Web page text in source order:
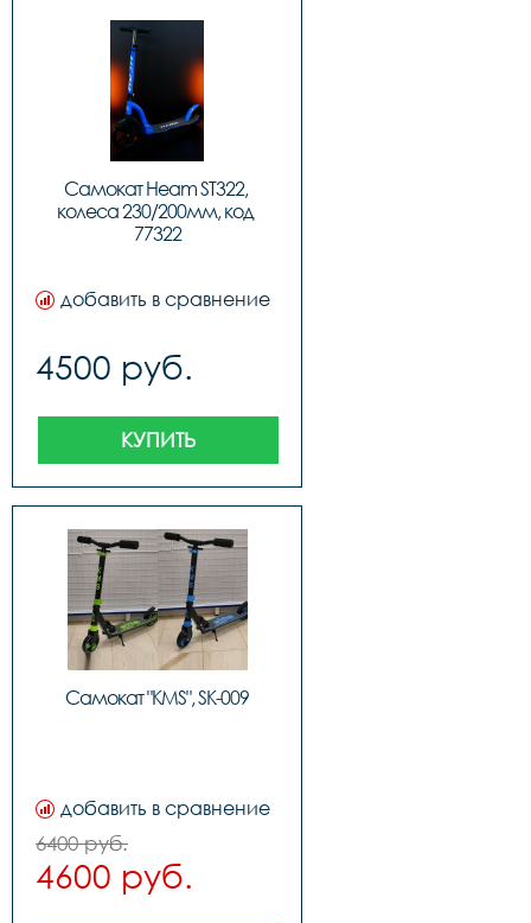
Самокат Heam ST322,
колеса 230/200мм, код
77322
добавить в сравнение
4500 руб.
КУПИТЬ
Самокат "KMS", SK-009
добавить в сравнение
6400 руб.
4600 руб.